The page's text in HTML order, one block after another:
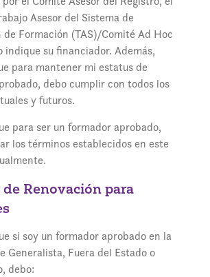
Asesor del Sistema de
Formación (TAS)/Comité Ad Hoc
indique su financiador. Además,
para mantener mi estatus de
debo cumplir con todos los
y futuros.
para ser un formador aprobado,
los términos establecidos en este
Renovación para
si soy un formador aprobado en la
Generalista, Fuera del Estado o
debo: